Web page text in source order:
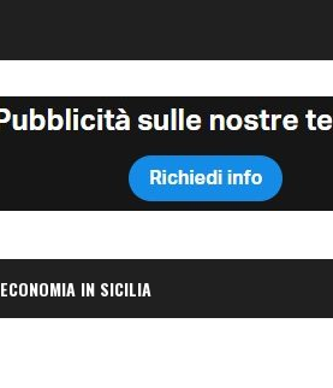
ECONOMIA IN SICILIA